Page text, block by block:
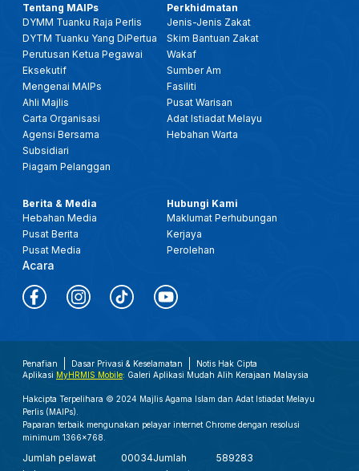
Tentang MAIPs
DYMM Tuanku Raja Perlis
DYTM Tuanku Yang DiPertua
Perutusan Ketua Pegawai
Eksekutif
Mengenai MAIPs
Ahli Majlis
Carta Organisasi
Agensi Bersama
Subsidiari
Piagam Pelanggan
Perkhidmatan
Jenis-Jenis Zakat
Skim Bantuan Zakat
Wakaf
Sumber Am
Fasiliti
Pusat Warisan
Adat Istiadat Melayu
Hebahan Warta
Berita & Media
Hebahan Media
Pusat Berita
Pusat Media
Acara
Hubungi Kami
Maklumat Perhubungan
Kerjaya
Perolehan
Penafian Dasar Privasi & Keselamatan
Notis Hak Cipta
Aplikasi MyHRMIS Mobile: Galeri Aplikasi Mudah Alih Kerajaan Malaysia
Hakcipta Terpelihara © 2024 Majlis Agama Islam dan Adat Istiadat Melayu
Perlis (MAIPs).
Paparan terbaik mengunakan pelayar internet Chrome dengan resolusi
minimum 1366x768.
Jumlah pelawat
00034Jumlah
589283